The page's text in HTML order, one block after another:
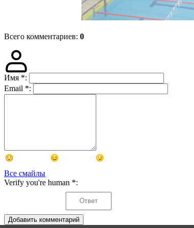
Всего комментариев: 0
Имя *:
Email *:
Все смайлы
Verify you're human *:
Добавить комментарий